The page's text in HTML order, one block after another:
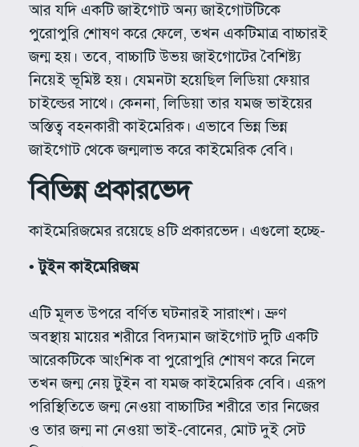
আর যদি একটি জাইগোট অন্য জাইগোটটিকে
পুরোপুরি শোষণ করে ফেলে, তখন একটিমাত্র বাচ্চারই
জন্ম হয়। তবে, বাচ্চাটি উভয় জাইগোটের বৈশিষ্ট্য
নিয়েই ভূমিষ্ট হয়। যেমনটা হয়েছিল লিডিয়া ফেয়ার
চাইল্ডের সাথে। কেননা, লিডিয়া তার যমজ ভাইয়ের
অস্তিত্ব বহনকারী কাইমেরিক। এভাবে ভিন্ন ভিন্ন
জাইগোট থেকে জন্মলাভ করে কাইমেরিক বেবি।
বিভিন্ন প্রকারভেদ
কাইমেরিজমের রয়েছে ৪টি প্রকারভেদ। এগুলো হচ্ছে-
• টুইন কাইমেরিজম
এটি মূলত উপরে বর্ণিত ঘটনারই সারাংশ। ভ্রুণ
অবস্থায় মায়ের শরীরে বিদ্যমান জাইগোট দুটি একটি
আরেকটিকে আংশিক বা পুরোপুরি শোষণ করে নিলে
তখন জন্ম নেয় টুইন বা যমজ কাইমেরিক বেবি। এরূপ
পরিস্থিতিতে জন্ম নেওয়া বাচ্চাটির শরীরে তার নিজের
ও তার জন্ম না নেওয়া ভাই-বোনের, মোট দুই সেট